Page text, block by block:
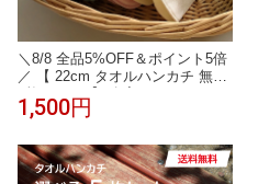
＼8/8 全品5%OFF＆ポイント5倍
／ 【 22cm タオルハンカチ 無地
2枚 セット 】 名入れなし タオ
ルセット 今治 子供 プレゼント
ンカチ 無地 おしぼりタオル ミニ
ハンカチ
1,500円